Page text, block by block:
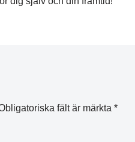
fält är märkta *